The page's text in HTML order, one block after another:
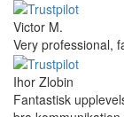
Victor M.
Very professional,
Ihor Zlobin
Fantastisk